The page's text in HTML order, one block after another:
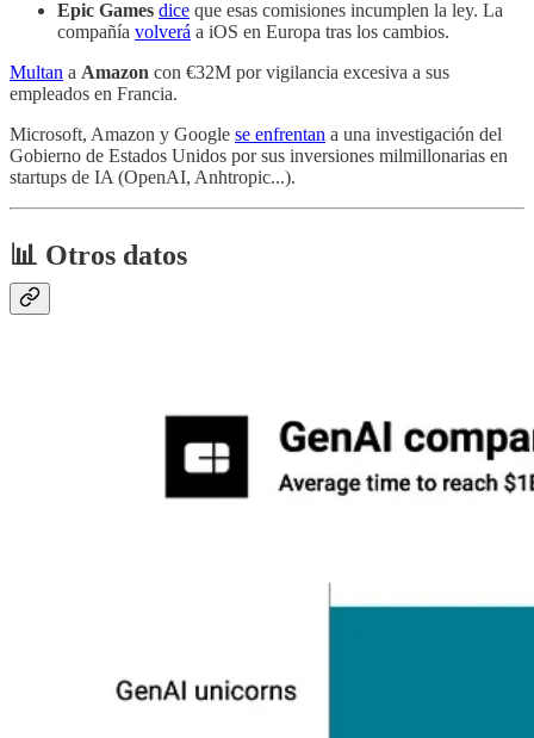
Epic Games dice que esas comisiones incumplen la ley. La
compañía volverá a iOS en Europa tras los cambios.
Multan a Amazon con €32M por vigilancia excesiva a sus
empleados en Francia.
Microsoft, Amazon y Google se enfrentan a una investigación del
Gobierno de Estados Unidos por sus inversiones milmillonarias en
startups de IA (OpenAI, Anhtropic...).
📊 Otros datos